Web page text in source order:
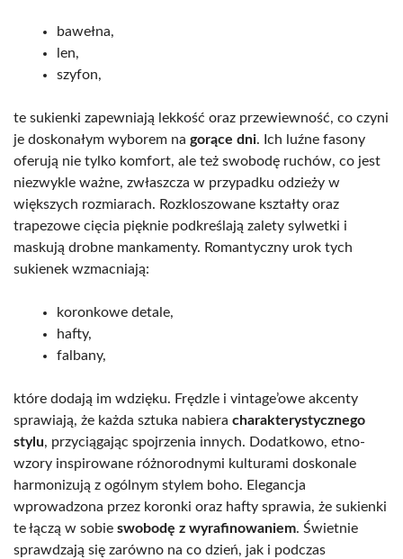
bawełna,
len,
szyfon,
te sukienki zapewniają lekkość oraz przewiewność, co czyni
je doskonałym wyborem na gorące dni. Ich luźne fasony
oferują nie tylko komfort, ale też swobodę ruchów, co jest
niezwykle ważne, zwłaszcza w przypadku odzieży w
większych rozmiarach. Rozkloszowane kształty oraz
trapezowe cięcia pięknie podkreślają zalety sylwetki i
maskują drobne mankamenty. Romantyczny urok tych
sukienek wzmacniają:
koronkowe detale,
hafty,
falbany,
które dodają im wdzięku. Frędzle i vintage’owe akcenty
sprawiają, że każda sztuka nabiera charakterystycznego
stylu, przyciągając spojrzenia innych. Dodatkowo, etno-
wzory inspirowane różnorodnymi kulturami doskonale
harmonizują z ogólnym stylem boho. Elegancja
wprowadzona przez koronki oraz hafty sprawia, że sukienki
te łączą w sobie swobodę z wyrafinowaniem. Świetnie
sprawdzają się zarówno na co dzień, jak i podczas